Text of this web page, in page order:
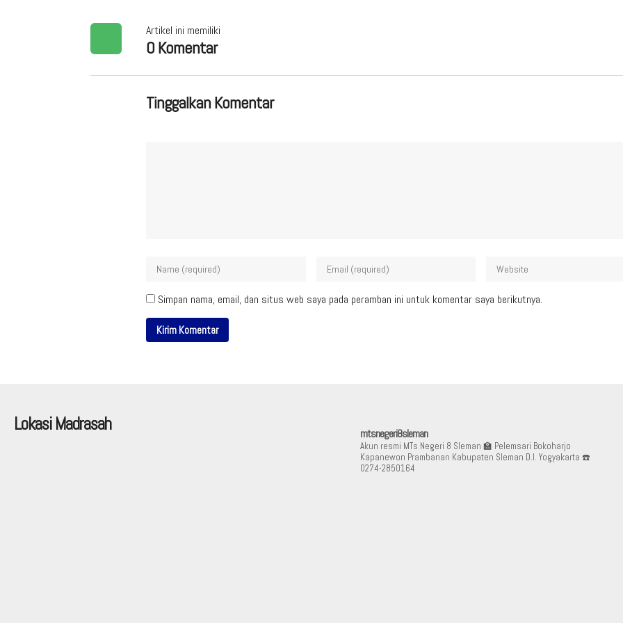
Artikel ini memiliki
0 Komentar
Tinggalkan Komentar
Simpan nama, email, dan situs web saya pada peramban ini untuk komentar saya berikutnya.
Lokasi Madrasah mtsnegeri8sleman
Akun resmi MTs Negeri 8 Sleman 🏫 Pelemsari Bokoharjo
Kapanewon Prambanan Kabupaten Sleman D.I. Yogyakarta ☎️
0274-2850164